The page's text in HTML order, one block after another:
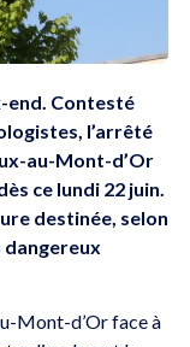
end. Contesté
l’arrêté
au-Mont-d’Or
ce lundi 22 juin.
destinée, selon
Mont-d’Or face à